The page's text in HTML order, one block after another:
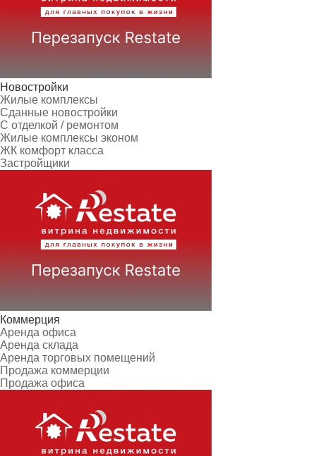
Новостройки
Жилые комплексы
Сданные новостройки
С отделкой / ремонтом
Жилые комплексы эконом
ЖК комфорт класса
Застройщики
Коммерция
Аренда офиса
Аренда склада
Аренда торговых помещений
Продажа коммерции
Продажа офиса